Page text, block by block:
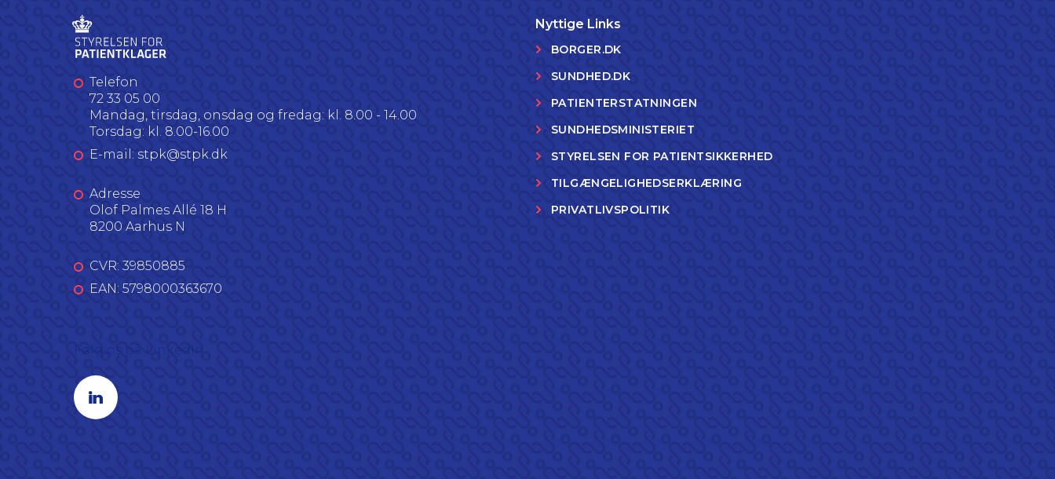
Telefon
72 33 05 00
Mandag, tirsdag, onsdag og fredag: kl. 8.00 - 14.00
Torsdag: kl. 8.00-16.00
E-mail: stpk@stpk.dk
Adresse
Olof Palmes Allé 18 H
8200 Aarhus N
CVR: 39850885
EAN: 5798000363670
Linkedin profil
Nyttige Links
BORGER.DK
SUNDHED.DK
PATIENTERSTATNINGEN
SUNDHEDSMINISTERIET
STYRELSEN FOR PATIENTSIKKERHED
TILGÆNGELIGHEDSERKLÆRING
PRIVATLIVSPOLITIK